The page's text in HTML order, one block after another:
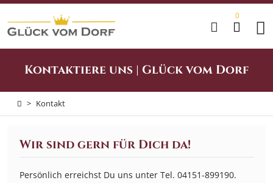
0
Home
&
Kontaktiere uns | Glück vom Dorf
> Kontakt
Wir sind gern für Dich da!
Persönlich erreichst Du uns unter Tel. 04151-899190.